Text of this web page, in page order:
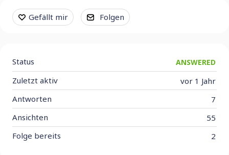
Content aside
Gefällt mir Folgen
Status ANSWERED
vor 1 Jahr
Zuletzt aktiv
7
Antworten
55
Ansichten
2
Folge bereits